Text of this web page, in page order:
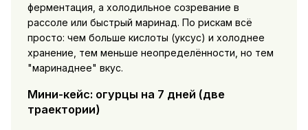
ферментация, а холодильное созревание в
рассоле или быстрый маринад. По рискам всё
просто: чем больше кислоты (уксус) и холоднее
хранение, тем меньше неопределённости, но тем
"маринаднее" вкус.
Мини-кейс: огурцы на 7 дней (две
траектории)